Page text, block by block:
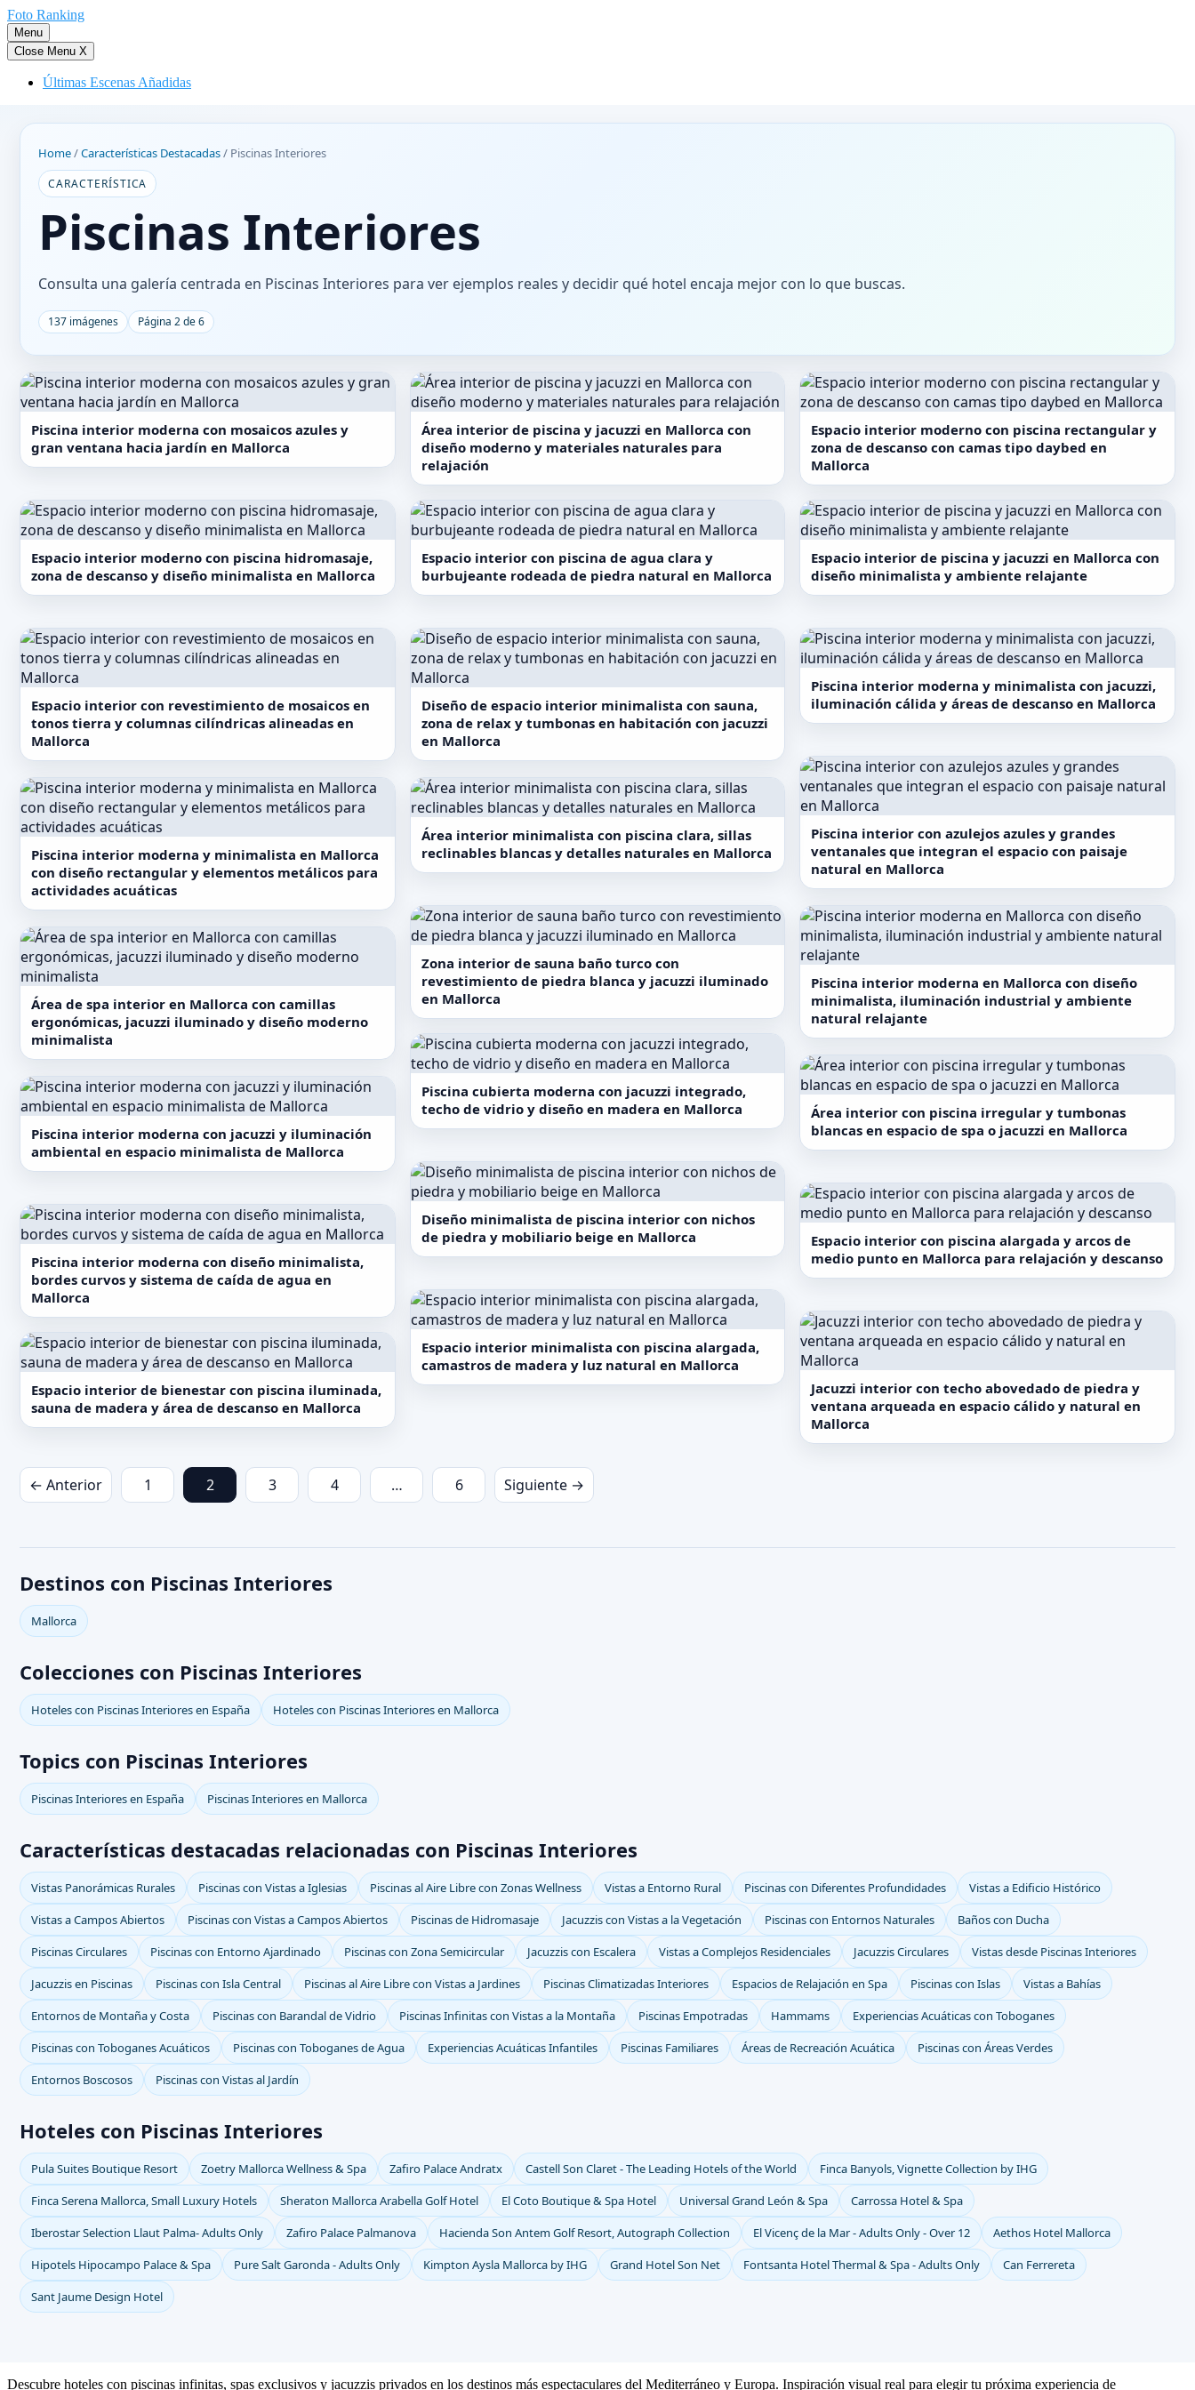
Saltar
al
contenido
Foto Ranking
Menu
Close Menu X
Últimas Escenas Añadidas
Home/Características Destacadas/ Piscinas Interiores
CARACTERÍSTICA
Piscinas Interiores
Consulta una galería centrada en Piscinas Interiores para ver ejemplos reales y decidir qué hotel encaja mejor con lo que buscas.
137 imágenes Página 2 de 6
Piscina interior moderna con mosaicos azules y
gran ventana hacia jardín en Mallorca
Área interior de piscina y jacuzzi en Mallorca con
diseño moderno y materiales naturales para
relajación
Espacio interior moderno con piscina rectangular y
zona de descanso con camas tipo daybed en
Mallorca
Espacio interior moderno con piscina hidromasaje,
zona de descanso y diseño minimalista en Mallorca
Espacio interior con piscina de agua clara y
burbujeante rodeada de piedra natural en Mallorca
Espacio interior de piscina y jacuzzi en Mallorca con
diseño minimalista y ambiente relajante
Espacio interior con revestimiento de mosaicos en
tonos tierra y columnas cilíndricas alineadas en
Mallorca
Diseño de espacio interior minimalista con sauna,
zona de relax y tumbonas en habitación con jacuzzi
en Mallorca
Piscina interior moderna y minimalista con jacuzzi,
iluminación cálida y áreas de descanso en Mallorca
Piscina interior con azulejos azules y grandes
ventanales que integran el espacio con paisaje
natural en Mallorca
Piscina interior moderna y minimalista en Mallorca
con diseño rectangular y elementos metálicos para
actividades acuáticas
Área interior minimalista con piscina clara, sillas
reclinables blancas y detalles naturales en Mallorca
Zona interior de sauna baño turco con
revestimiento de piedra blanca y jacuzzi iluminado
en Mallorca
Piscina interior moderna en Mallorca con diseño
minimalista, iluminación industrial y ambiente
natural relajante
Área de spa interior en Mallorca con camillas
ergonómicas, jacuzzi iluminado y diseño moderno
minimalista
Piscina cubierta moderna con jacuzzi integrado,
techo de vidrio y diseño en madera en Mallorca
Área interior con piscina irregular y tumbonas
blancas en espacio de spa o jacuzzi en Mallorca
Piscina interior moderna con jacuzzi y iluminación
ambiental en espacio minimalista de Mallorca
Diseño minimalista de piscina interior con nichos
de piedra y mobiliario beige en Mallorca
Espacio interior con piscina alargada y arcos de
medio punto en Mallorca para relajación y descanso
Piscina interior moderna con diseño minimalista,
bordes curvos y sistema de caída de agua en
Mallorca
Espacio interior minimalista con piscina alargada,
camastros de madera y luz natural en Mallorca
Jacuzzi interior con techo abovedado de piedra y
ventana arqueada en espacio cálido y natural en
Mallorca
Espacio interior de bienestar con piscina iluminada,
sauna de madera y área de descanso en Mallorca
← Anterior 1 2 3 4 … 6 Siguiente →
Destinos con Piscinas Interiores
Mallorca
Colecciones con Piscinas Interiores
Hoteles con Piscinas Interiores en España Hoteles con Piscinas Interiores en Mallorca
Topics con Piscinas Interiores
Piscinas Interiores en España Piscinas Interiores en Mallorca
Características destacadas relacionadas con Piscinas Interiores
Vistas Panorámicas Rurales Piscinas con Vistas a Iglesias Piscinas al Aire Libre con Zonas Wellness Vistas a Entorno Rural Piscinas con Diferentes Profundidades
Vistas a Edificio Histórico
Vistas a Campos Abiertos
Piscinas con Vistas a Campos Abiertos Piscinas de Hidromasaje Jacuzzis con Vistas a la Vegetación Piscinas con Entornos Naturales
Baños con Ducha
Piscinas Circulares
Piscinas con Entorno Ajardinado Piscinas con Zona Semicircular Jacuzzis con Escalera Vistas a Complejos Residenciales Jacuzzis Circulares
Vistas desde Piscinas Interiores
Jacuzzis en Piscinas
Piscinas con Isla Central Piscinas al Aire Libre con Vistas a Jardines Piscinas Climatizadas Interiores Espacios de Relajación en Spa Piscinas con Islas
Vistas a Bahías
Entornos de Montaña y Costa
Piscinas con Barandal de Vidrio Piscinas Infinitas con Vistas a la Montaña Piscinas Empotradas Hammams
Experiencias Acuáticas con Toboganes
Piscinas con Toboganes Acuáticos
Piscinas con Toboganes de Agua Experiencias Acuáticas Infantiles Piscinas Familiares Áreas de Recreación Acuática
Piscinas con Áreas Verdes
Entornos Boscosos
Piscinas con Vistas al Jardín
Hoteles con Piscinas Interiores
Pula Suites Boutique Resort Zoetry Mallorca Wellness & Spa Zafiro Palace Andratx Castell Son Claret - The Leading Hotels of the World
Finca Banyols, Vignette Collection by IHG
Finca Serena Mallorca, Small Luxury Hotels
Sheraton Mallorca Arabella Golf Hotel El Coto Boutique & Spa Hotel Universal Grand León & Spa
Carrossa Hotel & Spa
Iberostar Selection Llaut Palma- Adults Only
Zafiro Palace Palmanova Hacienda Son Antem Golf Resort, Autograph Collection El Vicenç de la Mar - Adults Only - Over 12
Aethos Hotel Mallorca
Hipotels Hipocampo Palace & Spa
Pure Salt Garonda - Adults Only Kimpton Aysla Mallorca by IHG Grand Hotel Son Net Fontsanta Hotel Thermal & Spa - Adults Only
Can Ferrereta
Sant Jaume Design Hotel
Descubre hoteles con piscinas infinitas, spas exclusivos y jacuzzis privados en los destinos más espectaculares del Mediterráneo y Europa. Inspiración visual real para elegir tu próxima experiencia de